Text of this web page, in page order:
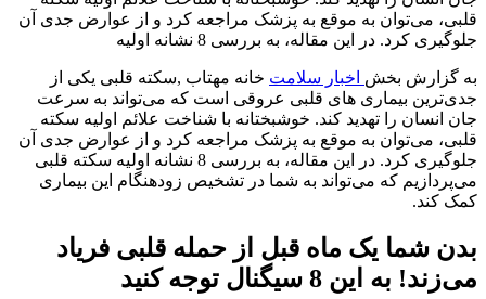
قلبی، می‌توان به موقع به پزشک مراجعه کرد و از عوارض جدی آن
جلوگیری کرد. در این مقاله، به بررسی 8 نشانه اولیه
به گزارش بخش اخبار سلامت خانه مهتاب ,سکته قلبی یکی از
جدی‌ترین بیماری‌ های قلبی عروقی است که می‌تواند به سرعت
جان انسان را تهدید کند. خوشبختانه با شناخت علائم اولیه سکته
قلبی، می‌توان به موقع به پزشک مراجعه کرد و از عوارض جدی آن
جلوگیری کرد. در این مقاله، به بررسی 8 نشانه اولیه سکته قلبی
می‌پردازیم که می‌تواند به شما در تشخیص زودهنگام این بیماری
کمک کند.
بدن شما یک ماه قبل از حمله قلبی فریاد
می‌زند! به این 8 سیگنال توجه کنید